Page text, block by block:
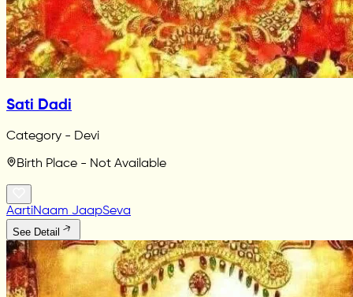
Sati Dadi
Category - Devi
Birth Place - Not Available
AartiNaam JaapSeva
See Detail